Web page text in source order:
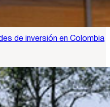
de inversión en Colombia